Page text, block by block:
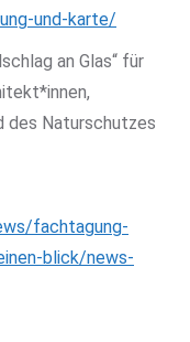
und-karte/
an Glas“ für
des Naturschutzes
fachtagung-
blick/news-